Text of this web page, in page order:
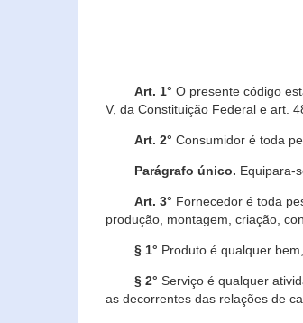
Art. 1° O presente código
V, da Constituição Federal e art.
Art. 2° Consumidor é toda
Parágrafo único. Equipara-
Art. 3° Fornecedor é toda
produção, montagem, criação,
§ 1° Produto é qualquer
§ 2° Serviço é qualquer
as decorrentes das relações de